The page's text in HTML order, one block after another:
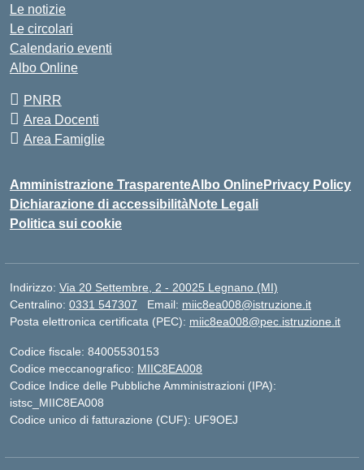
Le notizie
Le circolari
Calendario eventi
Albo Online
PNRR
Area Docenti
Area Famiglie
Amministrazione TrasparenteAlbo OnlinePrivacy Policy
Dichiarazione di accessibilitàNote Legali
Politica sui cookie
Indirizzo: Via 20 Settembre, 2 - 20025 Legnano (MI)
Centralino: 0331 547307 Email: miic8ea008@istruzione.it
Posta elettronica certificata (PEC): miic8ea008@pec.istruzione.it
Codice fiscale: 84005530153
Codice meccanografico: MIIC8EA008
Codice Indice delle Pubbliche Amministrazioni (IPA):
istsc_MIIC8EA008
Codice unico di fatturazione (CUF): UF9OEJ